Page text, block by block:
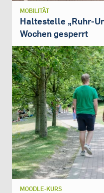
MOBILITÄT
Haltestelle „Ruhr-
Wochen gesperrt
MOODLE-KURS